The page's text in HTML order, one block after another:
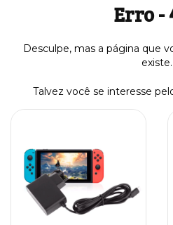
Erro -
Desculpe, mas a página que
existe.
Talvez você se interesse